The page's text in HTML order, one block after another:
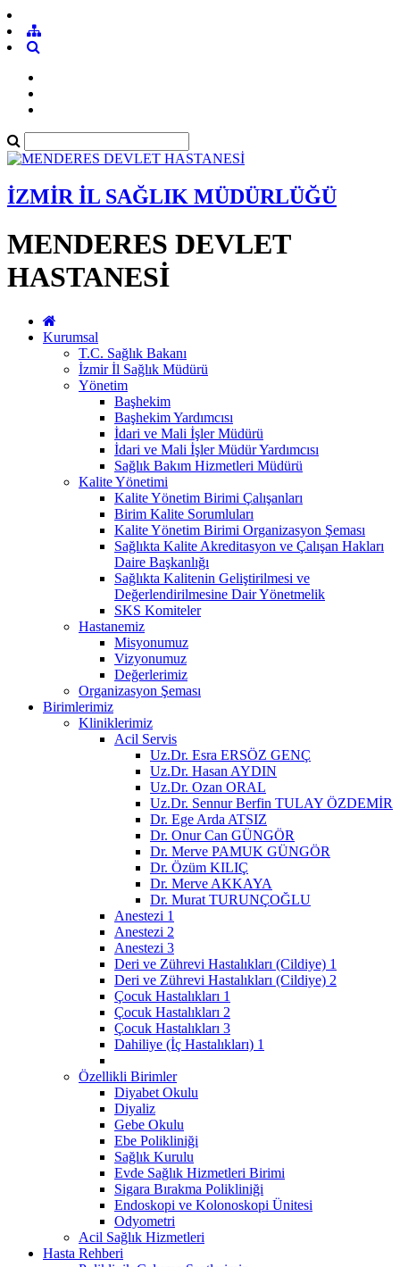
İZMİR İL SAĞLIK MÜDÜRLÜĞÜ
MENDERES DEVLET
HASTANESİ
Kurumsal
T.C. Sağlık Bakanı
İzmir İl Sağlık Müdürü
Yönetim
Başhekim
Başhekim Yardımcısı
İdari ve Mali İşler Müdürü
İdari ve Mali İşler Müdür Yardımcısı
Sağlık Bakım Hizmetleri Müdürü
Kalite Yönetimi
Kalite Yönetim Birimi Çalışanları
Birim Kalite Sorumluları
Kalite Yönetim Birimi Organizasyon Şeması
Sağlıkta Kalite Akreditasyon ve Çalışan Hakları
Daire Başkanlığı
Sağlıkta Kalitenin Geliştirilmesi ve
Değerlendirilmesine Dair Yönetmelik
SKS Komiteler
Hastanemiz
Misyonumuz
Vizyonumuz
Değerlerimiz
Organizasyon Şeması
Birimlerimiz
Kliniklerimiz
Acil Servis
Uz.Dr. Esra ERSÖZ GENÇ
Uz.Dr. Hasan AYDIN
Uz.Dr. Ozan ORAL
Uz.Dr. Sennur Berfin TULAY ÖZDEMİR
Dr. Ege Arda ATSIZ
Dr. Onur Can GÜNGÖR
Dr. Merve PAMUK GÜNGÖR
Dr. Özüm KILIÇ
Dr. Merve AKKAYA
Dr. Murat TURUNÇOĞLU
Anestezi 1
Anestezi 2
Anestezi 3
Deri ve Zührevi Hastalıkları (Cildiye) 1
Deri ve Zührevi Hastalıkları (Cildiye) 2
Çocuk Hastalıkları 1
Çocuk Hastalıkları 2
Çocuk Hastalıkları 3
Dahiliye (İç Hastalıkları) 1
Özellikli Birimler
Diyabet Okulu
Diyaliz
Gebe Okulu
Ebe Polikliniği
Sağlık Kurulu
Evde Sağlık Hizmetleri Birimi
Sigara Bırakma Polikliniği
Endoskopi ve Kolonoskopi Ünitesi
Odyometri
Acil Sağlık Hizmetleri
Hasta Rehberi